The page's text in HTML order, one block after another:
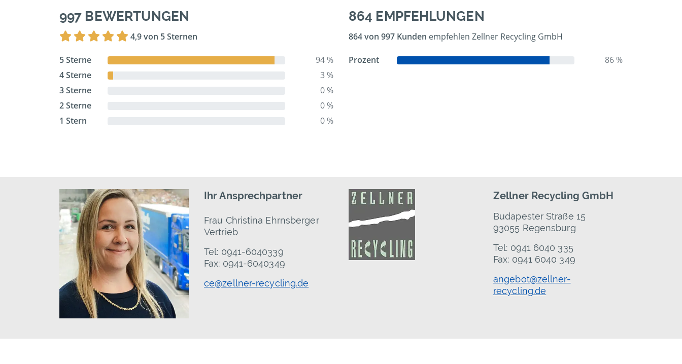
997 BEWERTUNGEN
4,9 von 5 Sternen
5 Sterne
94 %
4 Sterne
3 %
3 Sterne
0 %
2 Sterne
0 %
1 Stern
0 %
864 EMPFEHLUNGEN
864 von 997 Kunden empfehlen Zellner Recycling GmbH
Prozent 86 %
Ihr Ansprechpartner
Frau Christina Ehrnsberger
Vertrieb
Tel: 0941-6040339
Fax: 0941-6040349
ce@zellner-recycling.de
Zellner Recycling GmbH
Budapester Straße 15
93055 Regensburg
Tel: 0941 6040 335
Fax: 0941 6040 349
angebot@zellner-
recycling.de